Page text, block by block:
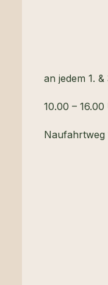
an jedem 1.
10.00 –
Naufahrtweg